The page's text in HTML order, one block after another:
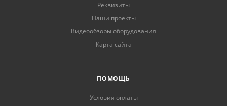
Реквизиты
Наши проекты
Видеообзоры оборудования
Карта сайта
ПОМОЩЬ
Условия оплаты